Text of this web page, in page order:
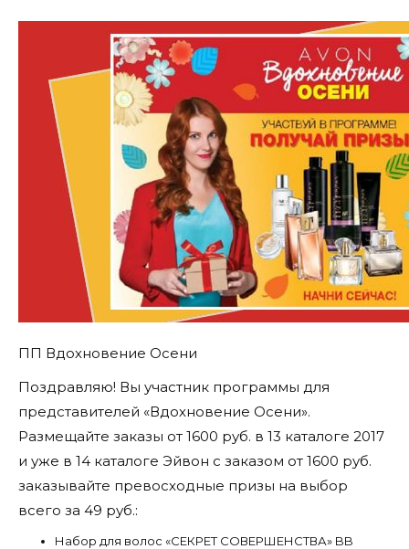
ПП Вдохновение Осени
Поздравляю! Вы участник программы для
представителей «Вдохновение Осени».
Размещайте заказы от 1600 руб. в 13 каталоге 2017
и уже в 14 каталоге Эйвон с заказом от 1600 руб.
заказывайте превосходные призы на выбор
всего за 49 руб.:
Набор для волос «СЕКРЕТ СОВЕРШЕНСТВА» BB